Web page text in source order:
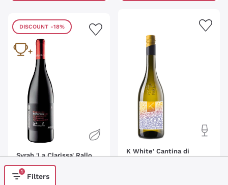
DISCOUNT -18%
Syrah 'La Clarissa' Rallo
RALLO
2024|75 cl
K White' Cantina di
1
Filters